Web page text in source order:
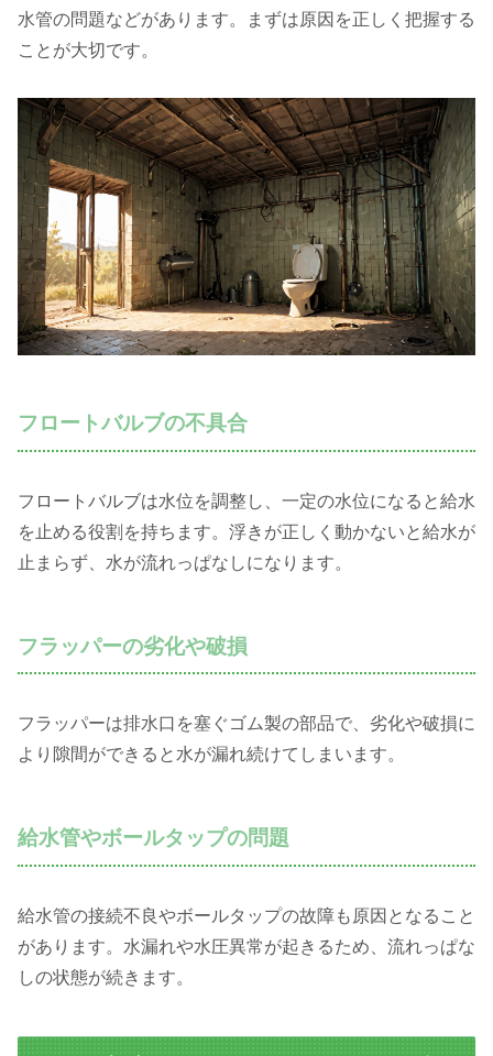
水管の問題などがあります。まずは原因を正しく把握する
ことが大切です。
フロートバルブの不具合
フロートバルブは水位を調整し、一定の水位になると給水
を止める役割を持ちます。浮きが正しく動かないと給水が
止まらず、水が流れっぱなしになります。
フラッパーの劣化や破損
フラッパーは排水口を塞ぐゴム製の部品で、劣化や破損に
より隙間ができると水が漏れ続けてしまいます。
給水管やボールタップの問題
給水管の接続不良やボールタップの故障も原因となること
があります。水漏れや水圧異常が起きるため、流れっぱな
しの状態が続きます。